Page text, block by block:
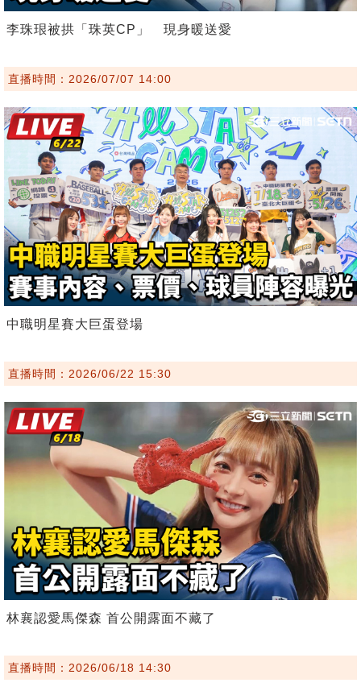
李珠珢被拱「珠英CP」 現身暖送愛
直播時間：2026/07/07 14:00
中職明星賽大巨蛋登場
直播時間：2026/06/22 15:30
林襄認愛馬傑森 首公開露面不藏了
直播時間：2026/06/18 14:30